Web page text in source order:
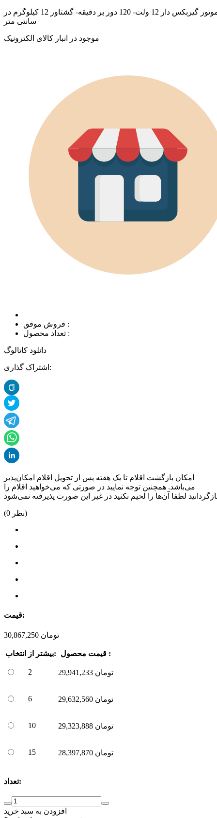
موتور گیربکس دار 12 ولت- 120 دور بر دقیقه- گشتاور 12 کیلوگرم در
سانتی متر
موجود در انبار کالای الکترونیک
فروش موفق :
تعداد محصول :
دانلود کاتالوگ
اشتراک گذاری:
امکان بازگشت اقلام تا یک هفته پس از تحویل اقلام امکان‌پذیر
می‌باشد. همچنین توجه نمایید در صورتی که می‌خواهید اقلام را
(0 نظر)
قیمت:
30,867,250 تومان
انتخاب بیشتر از: قیمت محصول :
2 29,941,233 تومان
6 29,632,560 تومان
10 29,323,888 تومان
15 28,397,870 تومان
تعداد:
افزودن به سبد خرید